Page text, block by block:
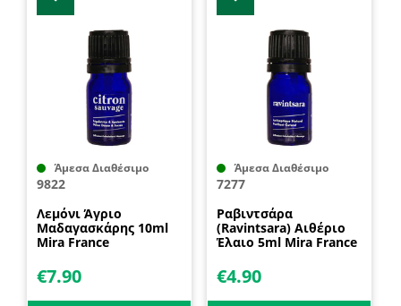
Άμεσα Διαθέσιμο
9822
Λεμόνι Άγριο
Μαδαγασκάρης 10ml
Mira France
€7.90
Άμεσα Διαθέσιμο
7277
Ραβιντσάρα
(Ravintsara) Αιθέριο
Έλαιο 5ml Mira France
€4.90